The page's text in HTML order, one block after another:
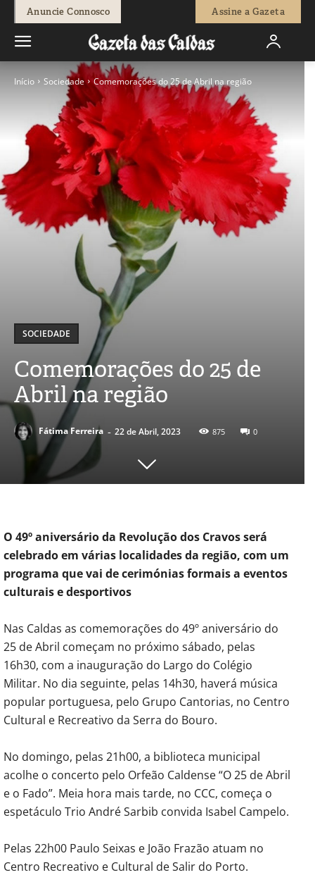
Anuncie Connosco Assine a Gazeta
Início Sociedade Comemorações do 25 de Abril na região
SOCIEDADE
Comemorações do 25 de
Abril na região
Fátima Ferreira - 22 de Abril, 2023 875 0
O 49º aniversário da Revolução dos Cravos será
celebrado em várias localidades da região, com um
programa que vai de cerimónias formais a eventos
culturais e desportivos
Nas Caldas as comemorações do 49º aniversário do
25 de Abril começam no próximo sábado, pelas
16h30, com a inauguração do Largo do Colégio
Militar. No dia seguinte, pelas 14h30, haverá música
popular portuguesa, pelo Grupo Cantorias, no Centro
Cultural e Recreativo da Serra do Bouro.
No domingo, pelas 21h00, a biblioteca municipal
acolhe o concerto pelo Orfeão Caldense “O 25 de Abril
e o Fado”. Meia hora mais tarde, no CCC, começa o
espetáculo Trio André Sarbib convida Isabel Campelo.
Pelas 22h00 Paulo Seixas e João Frazão atuam no
Centro Recreativo e Cultural de Salir do Porto.